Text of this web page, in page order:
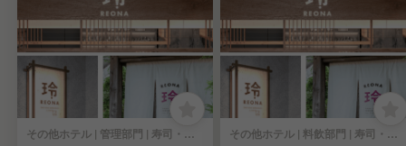
その他ホテル | 管理部門 | 寿司・鮨 | マネージャー・管理職(施設管理) その他ホテル | 料飲部門 | 寿司・鮨 | マネージャー・管理職(料飲)